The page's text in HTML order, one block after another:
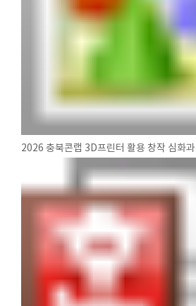
2026 충북콘랩 3D프린터 활용 창작 심화